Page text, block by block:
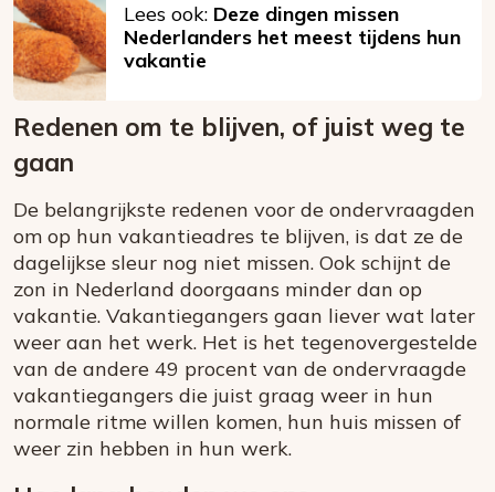
Lees ook: Deze dingen missen
Nederlanders het meest tijdens hun
vakantie
Redenen om te blijven, of juist weg te
gaan
De belangrijkste redenen voor de ondervraagden
om op hun vakantieadres te blijven, is dat ze de
dagelijkse sleur nog niet missen. Ook schijnt de
zon in Nederland doorgaans minder dan op
vakantie. Vakantiegangers gaan liever wat later
weer aan het werk. Het is het tegenovergestelde
van de andere 49 procent van de ondervraagde
vakantiegangers die juist graag weer in hun
normale ritme willen komen, hun huis missen of
weer zin hebben in hun werk.